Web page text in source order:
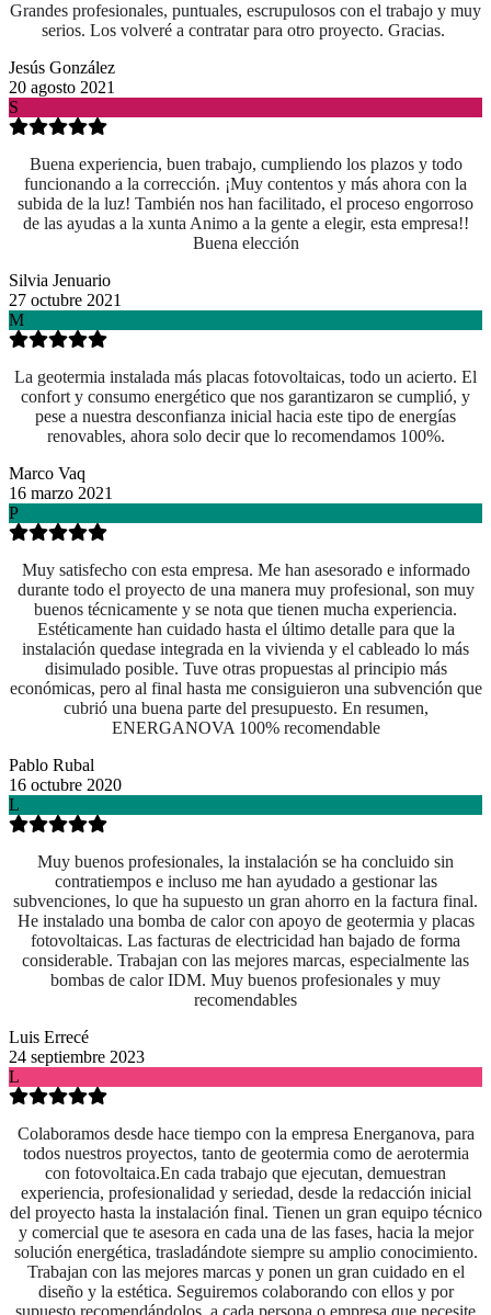
Grandes profesionales, puntuales, escrupulosos con el trabajo y muy
serios. Los volveré a contratar para otro proyecto. Gracias.
Jesús González
20 agosto 2021
S
Buena experiencia, buen trabajo, cumpliendo los plazos y todo
funcionando a la corrección. ¡Muy contentos y más ahora con la
subida de la luz! También nos han facilitado, el proceso engorroso
de las ayudas a la xunta Animo a la gente a elegir, esta empresa!!
Buena elección
Silvia Jenuario
27 octubre 2021
M
La geotermia instalada más placas fotovoltaicas, todo un acierto. El
confort y consumo energético que nos garantizaron se cumplió, y
pese a nuestra desconfianza inicial hacia este tipo de energías
renovables, ahora solo decir que lo recomendamos 100%.
Marco Vaq
16 marzo 2021
P
Muy satisfecho con esta empresa. Me han asesorado e informado
durante todo el proyecto de una manera muy profesional, son muy
buenos técnicamente y se nota que tienen mucha experiencia.
Estéticamente han cuidado hasta el último detalle para que la
instalación quedase integrada en la vivienda y el cableado lo más
disimulado posible. Tuve otras propuestas al principio más
económicas, pero al final hasta me consiguieron una subvención que
cubrió una buena parte del presupuesto. En resumen,
ENERGANOVA 100% recomendable
Pablo Rubal
16 octubre 2020
L
Muy buenos profesionales, la instalación se ha concluido sin
contratiempos e incluso me han ayudado a gestionar las
subvenciones, lo que ha supuesto un gran ahorro en la factura final.
He instalado una bomba de calor con apoyo de geotermia y placas
fotovoltaicas. Las facturas de electricidad han bajado de forma
considerable. Trabajan con las mejores marcas, especialmente las
bombas de calor IDM. Muy buenos profesionales y muy
recomendables
Luis Errecé
24 septiembre 2023
L
Colaboramos desde hace tiempo con la empresa Energanova, para
todos nuestros proyectos, tanto de geotermia como de aerotermia
con fotovoltaica.En cada trabajo que ejecutan, demuestran
experiencia, profesionalidad y seriedad, desde la redacción inicial
del proyecto hasta la instalación final. Tienen un gran equipo técnico
y comercial que te asesora en cada una de las fases, hacia la mejor
solución energética, trasladándote siempre su amplio conocimiento.
Trabajan con las mejores marcas y ponen un gran cuidado en el
diseño y la estética. Seguiremos colaborando con ellos y por